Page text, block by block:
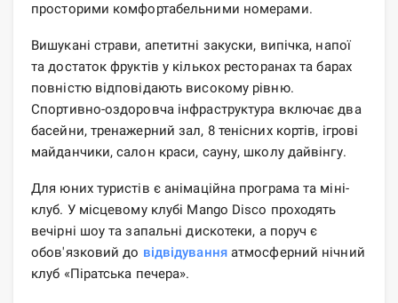
просторими комфортабельними номерами.
Вишукані страви, апетитні закуски, випічка, напої
та достаток фруктів у кількох ресторанах та барах
повністю відповідають високому рівню.
Спортивно-оздоровча інфраструктура включає два
басейни, тренажерний зал, 8 тенісних кортів, ігрові
майданчики, салон краси, сауну, школу дайвінгу.
Для юних туристів є анімаційна програма та міні-
клуб. У місцевому клубі Mango Disco проходять
вечірні шоу та запальні дискотеки, а поруч є
обов'язковий до відвідуванняатмосферний нічний
клуб «Піратська печера».